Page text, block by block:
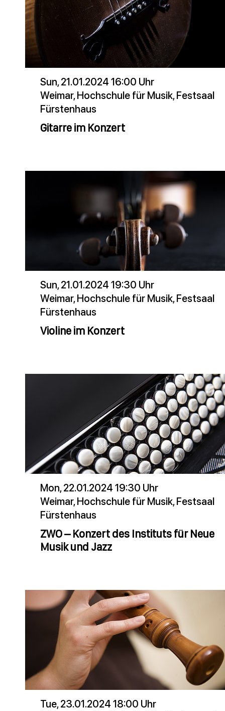
Sun, 21.01.2024 16:00 Uhr
Weimar, Hochschule für Musik, Festsaal
Fürstenhaus
Gitarre im Konzert
Sun, 21.01.2024 19:30 Uhr
Weimar, Hochschule für Musik, Festsaal
Fürstenhaus
Violine im Konzert
Mon, 22.01.2024 19:30 Uhr
Weimar, Hochschule für Musik, Festsaal
Fürstenhaus
ZWO – Konzert des Instituts für Neue
Musik und Jazz
Tue, 23.01.2024 18:00 Uhr